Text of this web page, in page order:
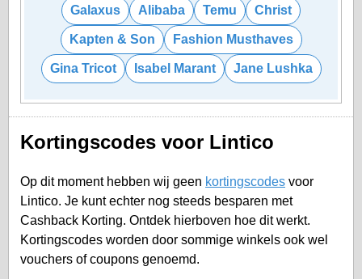
Galaxus Alibaba Temu Christ
Kapten & Son Fashion Musthaves
Gina Tricot Isabel Marant Jane Lushka
Kortingscodes voor Lintico
Op dit moment hebben wij geen kortingscodes voor
Lintico. Je kunt echter nog steeds besparen met
Cashback Korting. Ontdek hierboven hoe dit werkt.
Kortingscodes worden door sommige winkels ook wel
vouchers of coupons genoemd.